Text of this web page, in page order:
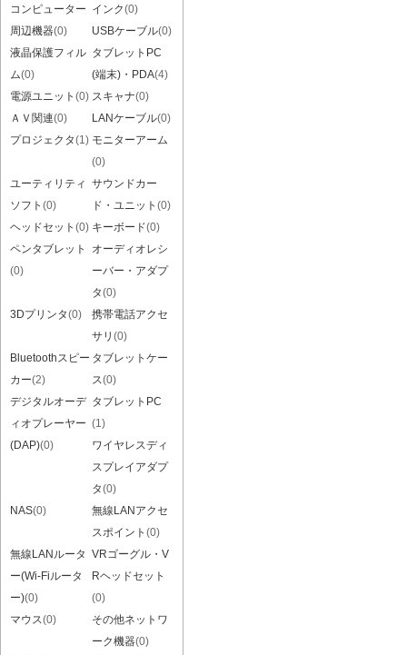
コンピューター
周辺機器(0)
インク(0)
USBケーブル(0)
液晶保護フィル
ム(0)
タブレットPC
(端末)・PDA(4)
電源ユニット (0) スキャナ(0)
ＡＶ関連(0) LANケーブル(0)
プロジェクタ(1) モニターアーム
(0)
ユーティリティ
ソフト (0)
サウンドカー
ド・ユニット (0)
ヘッドセット (0) キーボード(0)
ペンタブレット
(0)
オーディオレシ
ーバー・アダプ
タ(0)
3Dプリンタ(0)
携帯電話アクセ
サリ (0)
Bluetoothスピー
カー(2)
タブレットケー
ス(0)
デジタルオーデ
ィオプレーヤー
(DAP)(0)
タブレットPC
(1)
ワイヤレスディ
スプレイアダプ
タ(0)
NAS(0)
無線LANアクセ
スポイント (0)
無線LANルータ
ー(Wi-Fiルータ
ー)(0)
VRゴーグル・V
Rヘッドセット
(0)
マウス(0)
その他ネットワ
ーク機器(0)